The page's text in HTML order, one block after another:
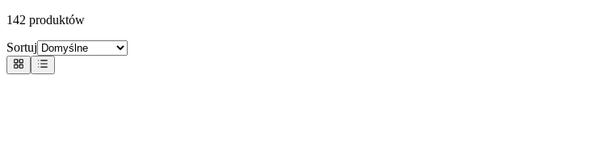
142 produktów
Sortuj